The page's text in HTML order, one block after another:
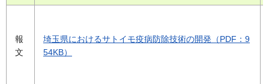
報
文
埼玉県におけるサトイモ疫病防除技術の開発（PDF：9
54KB）